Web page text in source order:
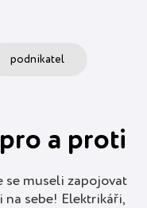
podnikatel
pro a proti
se museli zapojovat
na sebe! Elektrikáři,